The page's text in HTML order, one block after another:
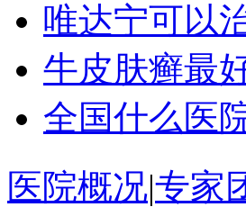
唯达宁可以
牛皮肤癣最
全国什么医
医院概况|专家